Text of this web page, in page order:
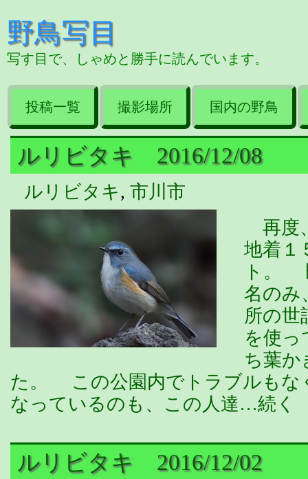
野鳥写目
写す目で、しゃめと勝手に読んでいます。
投稿一覧 撮影場所 国内の野鳥
ルリビタキ 2016/12/08
ルリビタキ, 市川市
再度
地着１
ト。
名のみ
所の世
を使っ
ち葉か
た。 この公園内でトラブルもな
なっているのも、この人達…続く
ルリビタキ 2016/12/02